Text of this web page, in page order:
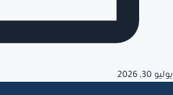
يوليو 30, 2026